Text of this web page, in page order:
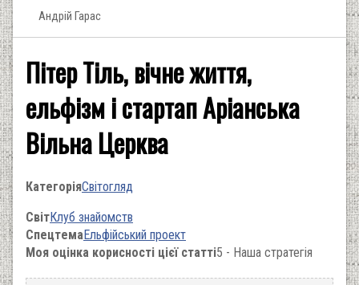
Андрій Гарас
Пітер Тіль, вічне життя,
ельфізм і стартап Аріанська
Вільна Церква
КатегоріяСвітогляд
СвітКлуб знайомств
СпецтемаЕльфійський проект
Моя оцінка корисності цієї статті5 - Наша стратегія